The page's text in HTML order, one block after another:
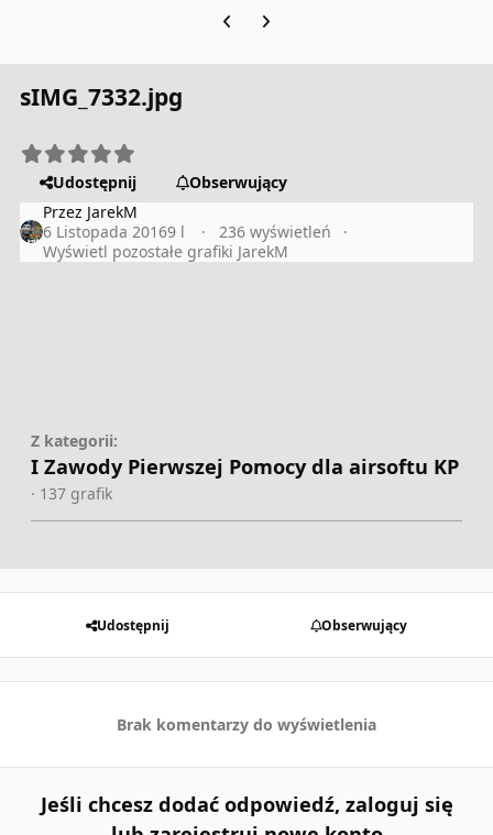
Previous carousel slide
Next carousel slide
sIMG_7332.jpg
Udostępnij
Obserwujący
Przez JarekM
6 Listopada 20169 l
236 wyświetleń
Wyświetl pozostałe grafiki JarekM
Z kategorii:
I Zawody Pierwszej Pomocy dla airsoftu KP
· 137 grafik
Udostępnij Obserwujący
Brak komentarzy do wyświetlenia
Jeśli chcesz dodać odpowiedź, zaloguj się